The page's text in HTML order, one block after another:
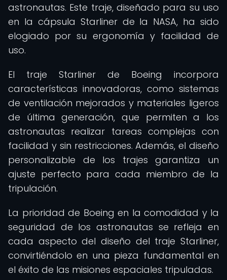
astronautas. Este traje, diseñado para su uso
en la cápsula Starliner de la NASA, ha sido
elogiado por su ergonomía y facilidad de
uso.
El traje Starliner de Boeing incorpora
características innovadoras, como sistemas
de ventilación mejorados y materiales ligeros
de última generación, que permiten a los
astronautas realizar tareas complejas con
facilidad y sin restricciones. Además, el diseño
personalizable de los trajes garantiza un
ajuste perfecto para cada miembro de la
tripulación.
La prioridad de Boeing en la comodidad y la
seguridad de los astronautas se refleja en
cada aspecto del diseño del traje Starliner,
convirtiéndolo en una pieza fundamental en
el éxito de las misiones espaciales tripuladas.